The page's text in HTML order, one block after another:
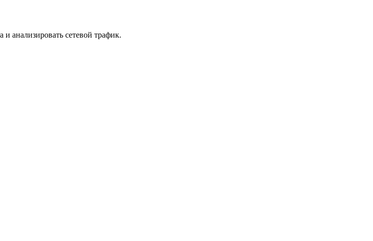
анализировать сетевой трафик.